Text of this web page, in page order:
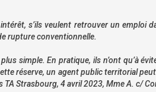
s’ils veulent retrouver un emploi
rupture conventionnelle.
simple. En pratique, ils n’ont qu’à
réserve, un agent public territorial
TA Strasbourg, 4 avril 2023, Mme A. c/